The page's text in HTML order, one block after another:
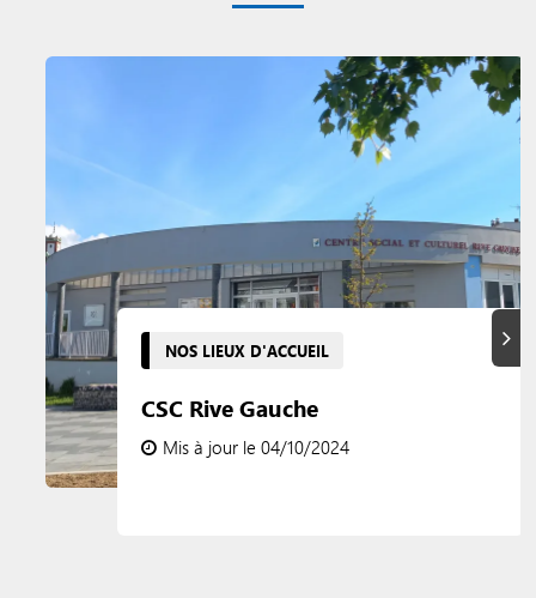
NOS LIEUX D'ACCUEIL
CSC Rive Gauche
Mis à jour le 04/10/2024